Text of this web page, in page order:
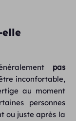
elle
pas
inconfortable,
au moment
personnes
ou juste après la